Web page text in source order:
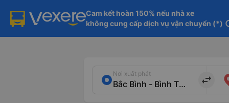
Cam kết hoàn 150% nếu nhà xe
không cung cấp dịch vụ vận chuyển (*)
Nơi xuất phát
import_export